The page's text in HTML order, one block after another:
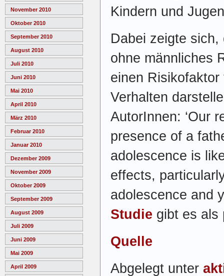
November 2010
Oktober 2010
September 2010
August 2010
Juli 2010
Juni 2010
Mai 2010
April 2010
März 2010
Februar 2010
Januar 2010
Dezember 2009
November 2009
Oktober 2009
September 2009
August 2009
Juli 2009
Juni 2009
Mai 2009
April 2009
Kindern und
Dabei zeigte
ohne männliches
einen
Verhalten
AutorInnen: ‘Our
presence of a
adolescence is
effects,
adolescence and
Studie gibt es als
Quelle
Abgelegt unter